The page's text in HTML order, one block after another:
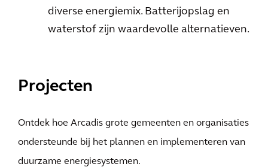
diverse energiemix. Batterijopslag en
waterstof zijn waardevolle alternatieven.
Projecten
Ontdek hoe Arcadis grote gemeenten en organisaties
ondersteunde bij het plannen en implementeren van
duurzame energiesystemen.